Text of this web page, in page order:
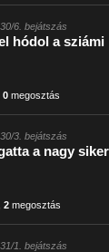
6. bejátszás
hódol a
,0 megosztás
3. bejátszás
a nagy
,2 megosztás
1. bejátszás